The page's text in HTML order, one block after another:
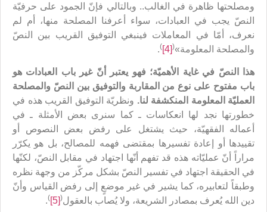
ومصلحتها ظاهرة في الغالب.. وبالتالي فإنّ الجمود على حرفيّة
النصّ يجب في العبادات، سواء أعرفنا المصلحة منها، أم لم
نعرف، أمّا في المعاملات فينبغي التوفيق القريب بين النصّ
والمصلحة المعلومة»(
[4]
)
.
هذا النصّ في غاية الأهميّة؛ فهو يعتبر أنّ غير باب العبادات هو
باب مفتوح على نوع من المقاربة والتوفيق بين النصّ والمصلحة
العمليّة المعلومة المنكشفة لنا. ونظريّة التوفيق القريب هذه في
خطورتها نجد لها انعكاسات ـ كما سنرى بعض الأمثلة ـ في
أعماله الفقهيّة، حيث يشتغل على رفض بعض النصوص أو
تقييدها أو إعادة تفسيرها بمقتضى فهمه للمصالح، بل هو يكرّر
مراراً أنّ عمليّاته هذه قد تفهم أنّها اجتهاد في مقابل النصّ، لكنّها
في الحقيقة اجتهاد في تفسير النصّ بشكل مركّز من وجهة نظره
وطبقاً لتعابيره، كما يشير في غير موضعٍ إلى رفض القياس وأنّ
دين الله يُعرف بمصادر الشريعة، ولا يُصاب بالعقول(
[5]
)
.